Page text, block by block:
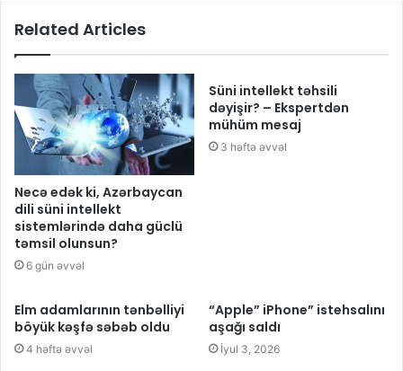
Related Articles
Necə edək ki, Azərbaycan
dili süni intellekt
sistemlərində daha güclü
təmsil olunsun?
6 gün əvvəl
Süni intellekt təhsili
dəyişir? – Ekspertdən
mühüm mesaj
3 həftə əvvəl
Elm adamlarının tənbəlliyi
böyük kəşfə səbəb oldu
4 həftə əvvəl
“Apple” iPhone” istehsalını
aşağı saldı
İyul 3, 2026